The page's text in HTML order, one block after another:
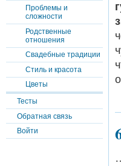
Проблемы и
сложности
Родственные
отношения
Свадебные традиции
Стиль и красота
Цветы
Тесты
Обратная связь
Войти